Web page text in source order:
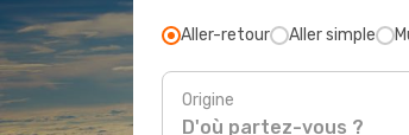
Aller-retour Aller simple
Origine